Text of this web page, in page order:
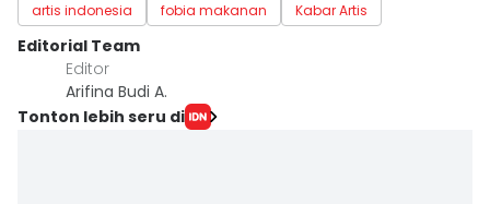
artis indonesia fobia makanan Kabar Artis
Editorial Team
Editor
Arifina Budi A.
Tonton lebih seru di